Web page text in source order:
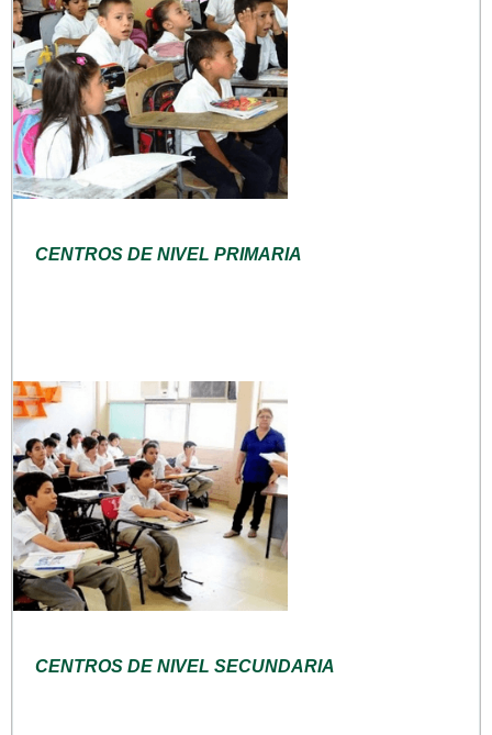
CENTROS DE NIVEL PRIMARIA
CENTROS DE NIVEL SECUNDARIA